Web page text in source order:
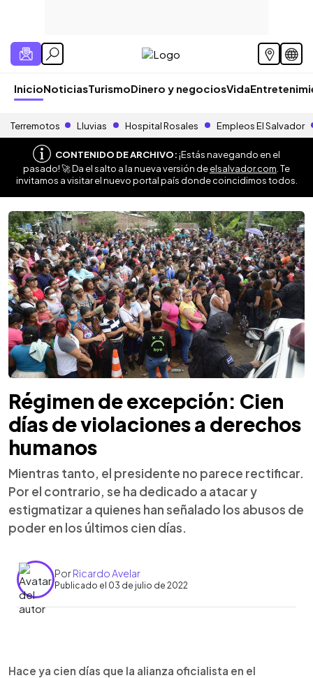
InicioNoticiasTurismoDinero y negociosVida
Terremotos Lluvias Hospital Rosales Empleos El Salvador
CONTENIDO DE ARCHIVO:¡Estás navegando en el
pasado! 🚀 Da el salto a la nueva versión deelsalvador.com . Te
invitamos a visitar el nuevo portal país donde coincidimos todos.
Régimen de excepción: Cien
días de violaciones a derechos
humanos
Mientras tanto, el presidente no parece rectificar.
Por el contrario, se ha dedicado a atacar y
estigmatizar a quienes han señalado los abusos de
poder en los últimos cien días.
PorRicardo Avelar
Publicado el 03 de julio de 2022
Escuchar artículo
Hace ya cien días que la alianza oficialista en el